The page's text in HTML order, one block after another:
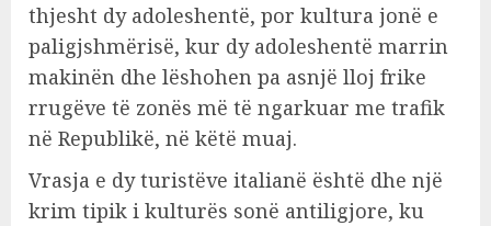
thjesht dy adoleshentë, por kultura jonë e
paligjshmërisë, kur dy adoleshentë marrin
makinën dhe lëshohen pa asnjë lloj frike
rrugëve të zonës më të ngarkuar me trafik
në Republikë, në këtë muaj.
Vrasja e dy turistëve italianë është dhe një
krim tipik i kulturës sonë antiligjore, ku